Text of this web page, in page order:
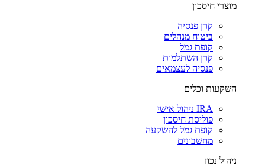
מוצרי חיסכון
קרן פנסיה
ביטוח מנהלים
קופת גמל
קרן השתלמות
פנסיה לעצמאים
השקעות וכלים
IRA ניהול אישי
פוליסת חיסכון
קופת גמל להשקעה
מחשבונים
ניהול נכון